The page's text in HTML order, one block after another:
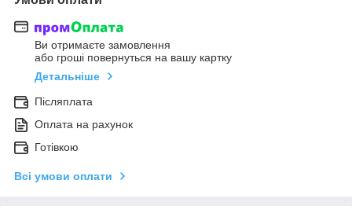
Ви отримаєте замовлення
або гроші повернуться на вашу картку
Детальніше
Післяплата
Оплата на рахунок
Готівкою
Всі умови оплати